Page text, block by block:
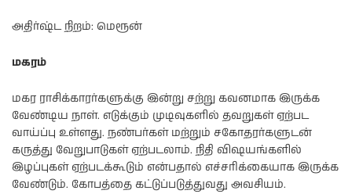
அதிர்ஷ்ட நிறம்: மெரூன்
மகரம்
மகர ராசிக்காரர்களுக்கு இன்று சற்று கவனமாக இருக்க
வேண்டிய நாள். எடுக்கும் முடிவுகளில் தவறுகள் ஏற்பட
வாய்ப்பு உள்ளது. நண்பர்கள் மற்றும் சகோதரர்களுடன்
கருத்து வேறுபாடுகள் ஏற்படலாம். நிதி விஷயங்களில்
இழப்புகள் ஏற்படக்கூடும் என்பதால் எச்சரிக்கையாக இருக்க
வேண்டும். கோபத்தை கட்டுப்படுத்துவது அவசியம்.